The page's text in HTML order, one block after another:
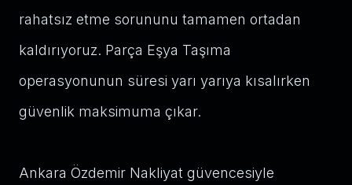
rahatsız etme sorununu tamamen ortadan
kaldırıyoruz. Parça Eşya Taşıma
operasyonunun süresi yarı yarıya kısalırken
güvenlik maksimuma çıkar.
Ankara Özdemir Nakliyat güvencesiyle